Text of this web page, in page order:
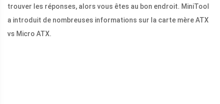
trouver les réponses, alors vous êtes au bon endroit. MiniTool
a introduit de nombreuses informations sur la carte mère ATX
vs Micro ATX.